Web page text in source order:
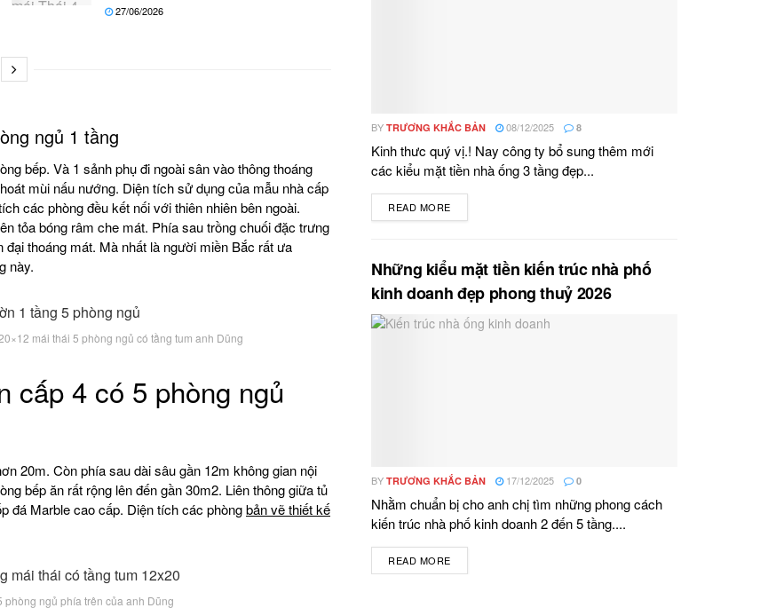
27/06/2026
ngủ 1 tầng
bếp. Và 1 sảnh phụ đi ngoài sân vào thông thoáng
mùi nấu nướng. Diện tích sử dụng của mẫu nhà cấp
các phòng đều kết nối với thiên nhiên bên ngoài.
tỏa bóng râm che mát. Phía sau trồng chuối đặc trưng
thoáng mát. Mà nhất là người miền Bắc rất ưa
này.
mái thái 5 phòng ngủ có tầng tum anh Dũng
cấp 4 có 5 phòng ngủ
20m. Còn phía sau dài sâu gần 12m không gian nội
bếp ăn rất rộng lên đến gần 30m2. Liên thông giữa tủ
đá Marble cao cấp. Diện tích các phòngbản vẽ thiết kế
ngủ phía trên của anh Dũng
BY TRƯƠNG KHẮC BẢN 08/12/2025 8
Kinh thưc quý vị.! Nay công ty bổ sung thêm mới
các kiểu mặt tiền nhà ống 3 tầng đẹp...
READ MORE
Những kiểu mặt tiền kiến trúc nhà phố
kinh doanh đẹp phong thuỷ 2026
BY TRƯƠNG KHẮC BẢN 17/12/2025 0
Nhằm chuẩn bị cho anh chị tìm những phong cách
kiến trúc nhà phố kinh doanh 2 đến 5 tầng....
READ MORE